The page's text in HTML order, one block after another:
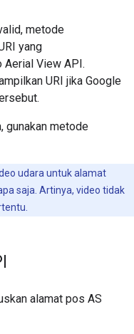
metode
yang
View API.
URI jika Google
gunakan metode
udara untuk alamat
saja. Artinya, video tidak
alamat pos AS